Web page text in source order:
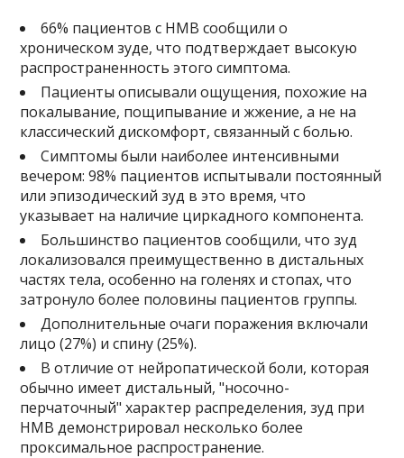
66% пациентов с НМВ сообщили о
хроническом зуде, что подтверждает высокую
распространенность этого симптома.
Пациенты описывали ощущения, похожие на
покалывание, пощипывание и жжение, а не на
классический дискомфорт, связанный с болью.
Симптомы были наиболее интенсивными
вечером: 98% пациентов испытывали постоянный
или эпизодический зуд в это время, что
указывает на наличие циркадного компонента.
Большинство пациентов сообщили, что зуд
локализовался преимущественно в дистальных
частях тела, особенно на голенях и стопах, что
затронуло более половины пациентов группы.
Дополнительные очаги поражения включали
лицо (27%) и спину (25%).
В отличие от нейропатической боли, которая
обычно имеет дистальный, "носочно-
перчаточный" характер распределения, зуд при
НМВ демонстрировал несколько более
проксимальное распространение.